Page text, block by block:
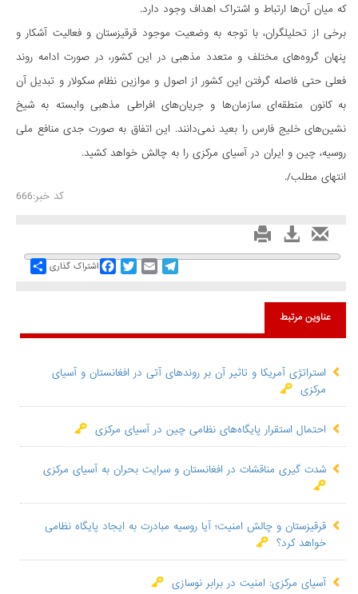
که میان آن‌ها ارتباط و اشتراک اهداف وجود دارد.
برخی از تحلیلگران، با توجه به وضعیت موجود قرقیزستان و فعالیت آشکار و
پنهان گروه‌های مختلف و متعدد مذهبی در این کشور، در صورت ادامه روند
فعلی حتی فاصله گرفتن این کشور از اصول و موازین نظام سکولار و تبدیل آن
به کانون منطقه‌ای سازمان‌ها و جریان‌های افراطی مذهبی وابسته به شیخ
نشین‌های خلیج فارس را بعید نمی‌دانند. این اتفاق به صورت جدی منافع ملی
روسیه، چین و ایران در آسیای مرکزی را به چالش خواهد کشید.
انتهای مطلب/.
کد خبر:666
Share اشتراک گذاری
FacebookTwitterEmail
Telegram
عناوین مرتبط
استراتژی آمریکا و تاثیر آن بر روندهای آتی در افغانستان و آسیای
مرکزی
احتمال استقرار پایگاه‌های نظامی چین در آسیای مرکزی
شدت گیری مناقشات در افغانستان و سرایت بحران به آسیای مرکزی
قرقیزستان و چالش امنیت؛ آیا روسیه مبادرت به ایجاد پایگاه نظامی
خواهد کرد؟
آسیای مرکزی: امنیت در برابر نوسازی